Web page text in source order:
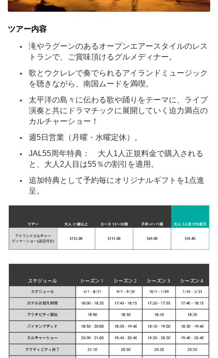
ツアー内容
滝やラグーンのあるオープンエアースタイルのレス
トランで、ご賞味頂けるグルメディナー。
歌とウクレレで奏でられるアイランドミュージック
を聴きながら、南国ムードを満喫。
太平洋の島々に伝わる歌や踊りをテーマに、ライブ
演奏と共にドラマチックに展開していく迫力満点の
カルチャーショー！
週5日営業（月曜・水曜定休）。
JAL55周年特典： 大人1人正規料金で購入される
と、大人2人目は55％の割引を適用。
追加特典として予約毎にオリジナルギフトを1点進
呈。